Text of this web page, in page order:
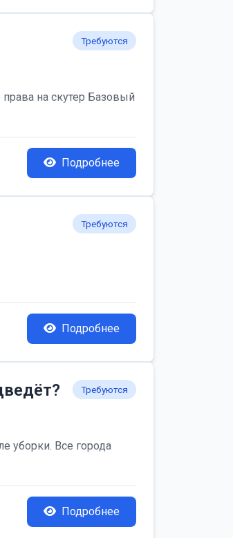
Требуются
на скутер Базовый
Подробнее
Требуются
Подробнее
Требуются
уборки. Все города
Подробнее